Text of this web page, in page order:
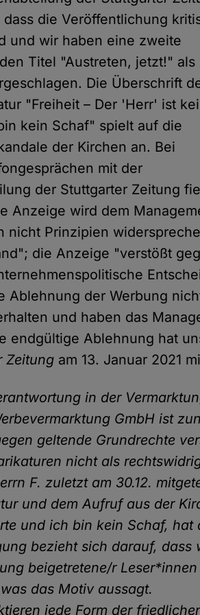
dass die Veröffentlichung
und wir haben eine zweite
Titel "Austreten, jetzt!" als
Die Überschrift
"Freiheit – Der 'Herr' ist
kein Schaf" spielt auf die
der Kirchen an. Bei
mit der
der Stuttgarter Zeitung
Anzeige wird dem
nicht Prinzipien
die Anzeige "verstößt
Ablehnung der Werbung
und haben das
endgültige Ablehnung hat
Zeitung am 13. Januar 2021
in der
GmbH ist
geltende Grundrechte
nicht als
F. zuletzt am 30.12.
und dem Aufruf aus der
und ich bin kein Schaf, hat
bezieht sich darauf,
beigetretene/r
das Motiv aussagt.
jede Form der